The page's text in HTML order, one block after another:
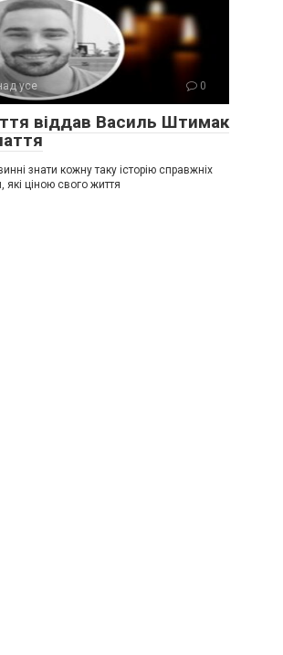
усе 0
віддав Василь Штимак
знати кожну таку історію справжніх
які ціною свого життя